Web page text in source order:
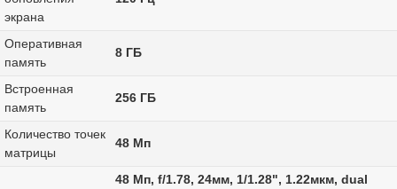
экрана
Оперативная
память
8 ГБ
Встроенная
память
256 ГБ
Количество точек
матрицы
48 Мп
48 Мп, f/1.78, 24мм, 1/1.28", 1.22мкм, dual